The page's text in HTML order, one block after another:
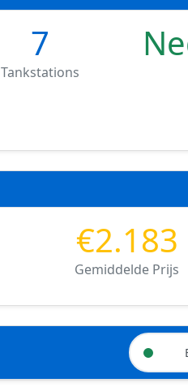
7
Tankstations
€2.183
Gemiddelde Prijs